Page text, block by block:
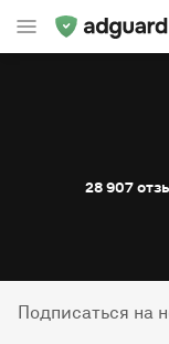
28 907
Подписаться на